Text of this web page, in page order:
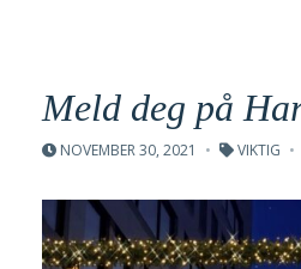
Meld deg på
NOVEMBER 30, 2021 VIKTIG